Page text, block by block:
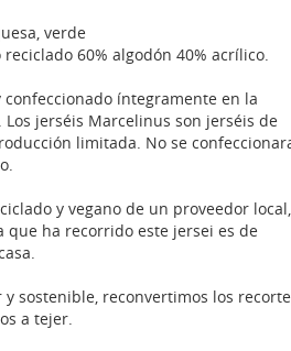
verde
60% algodón 40% acrílico.
confeccionado íntegramente en la
Los jerséis Marcelinus son jerséis de
limitada. No se
y vegano de un proveedor
que ha recorrido este jersei es de
sostenible, reconvertimos los
a tejer.